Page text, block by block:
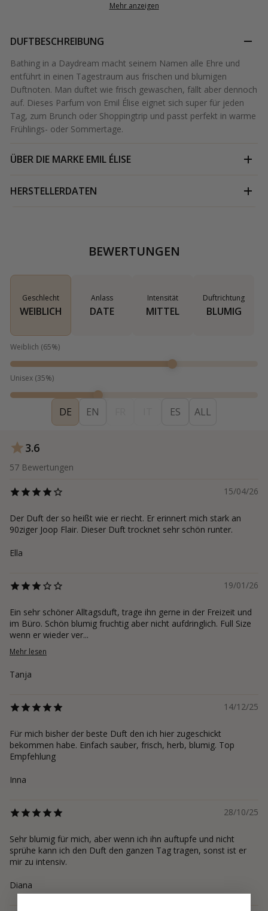
Mehr anzeigen
DUFTBESCHREIBUNG
Bathing in a Daydream macht seinem Namen alle Ehre und
entführt in einen Tagestraum aus frischen und blumigen
Duftnoten. Man duftet wie frisch gewaschen, fällt aber dennoch
auf. Dieses Parfum von Emil Élise eignet sich super für jeden
Tag, zum Brunch oder Shoppingtrip und passt perfekt in warme
Frühlings- oder Sommertage.
ÜBER DIE MARKE EMIL ÉLISE
HERSTELLERDATEN
BEWERTUNGEN
Geschlecht
WEIBLICH
Anlass
DATE
Intensität
MITTEL
Duftrichtung
BLUMIG
Weiblich (65%)
Unisex (35%)
DE EN ES ALL
3.6
57 Bewertungen
15/04/26
Der Duft der so heißt wie er riecht. Er erinnert mich stark an
90ziger Joop Flair. Dieser Duft trocknet sehr schön runter.
Ella
19/01/26
Ein sehr schöner Alltagsduft, trage ihn gerne in der Freizeit und
im Büro. Schön blumig fruchtig aber nicht aufdringlich. Full Size
wenn er wieder ver...
Mehr lesen
Tanja
14/12/25
Für mich bisher der beste Duft den ich hier zugeschickt
bekommen habe. Einfach sauber, frisch, herb, blumig. Top
Empfehlung
Inna
28/10/25
Sehr blumig für mich, aber wenn ich ihn auftupfe und nicht
sprühe kann ich den Duft den ganzen Tag tragen, sonst ist er
mir zu intensiv.
Diana